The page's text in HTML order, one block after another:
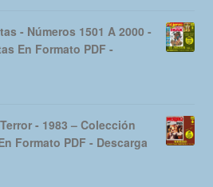
- Números 1501 A 2000 -
En Formato PDF -
- 1983 – Colección
Formato PDF - Descarga